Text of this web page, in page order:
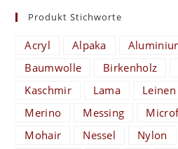
Produkt Stichworte
Acryl Alpaka
Baumwolle
Birkenholz
Kaschmir
Lama Leinen
Merino
Messing
Mohair
Nessel Nylon